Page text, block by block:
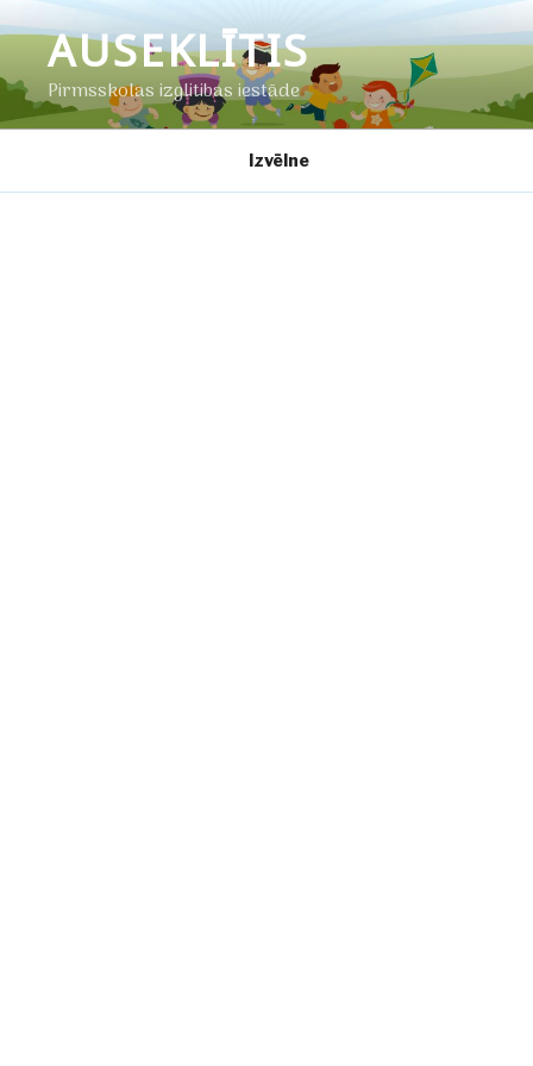
uz
saturuAUSEKLĪTIS
Pirmsskolas izglītības iestāde
Izvēlne